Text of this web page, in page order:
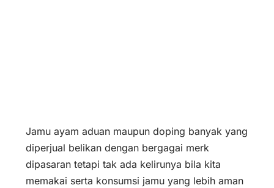
Jamu ayam aduan maupun doping banyak yang
diperjual belikan dengan bergagai merk
dipasaran tetapi tak ada kelirunya bila kita
memakai serta konsumsi jamu yang lebih aman